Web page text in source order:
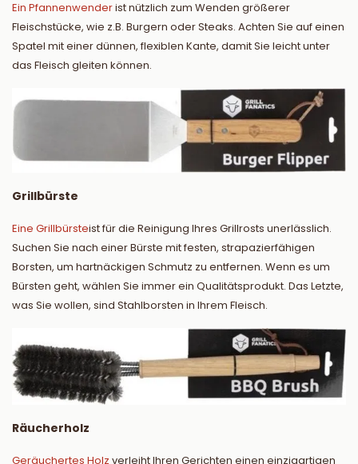
Ein Pfannenwenderist nützlich zum Wenden größerer
Fleischstücke, wie z.B. Burgern oder Steaks. Achten Sie auf einen
Spatel mit einer dünnen, flexiblen Kante, damit Sie leicht unter
das Fleisch gleiten können.
Grillbürste
Eine Grillbürsteist für die Reinigung Ihres Grillrosts unerlässlich.
Suchen Sie nach einer Bürste mit festen, strapazierfähigen
Borsten, um hartnäckigen Schmutz zu entfernen. Wenn es um
Bürsten geht, wählen Sie immer ein Qualitätsprodukt. Das Letzte,
was Sie wollen, sind Stahlborsten in Ihrem Fleisch.
Räucherholz
Geräuchertes Holz verleiht Ihren Gerichten einen einzigartigen